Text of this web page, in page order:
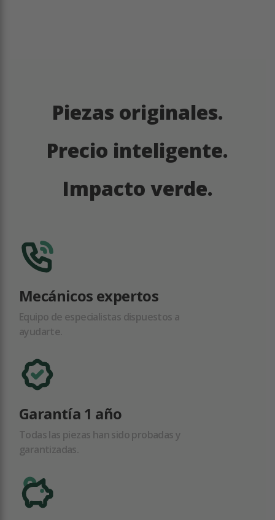
Piezas originales.
Precio inteligente.
Impacto verde.
Mecánicos expertos
Equipo de especialistas dispuestos a
ayudarte.
Garantía 1 año
Todas las piezas han sido probadas y
garantizadas.